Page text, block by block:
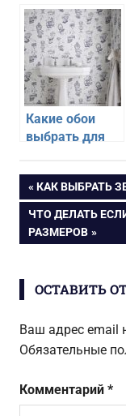
стиля прованс
Какие обои
выбрать для
комнаты
по
ПРЕДЫДУЩАЯ
ЗАПИСЬ:
КАК ВЫБРАТЬ
СЛЕДУЮЩАЯ
ЗАПИСЬ:
ЧТО ДЕЛАТЬ
РАЗМЕРОВ
ОСТАВИТЬ
Ваш адрес email
Обязательные
Комментарий *